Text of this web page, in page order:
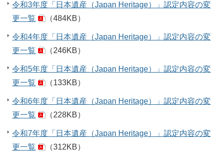
令和3年度「日本遺産（Japan Heritage）」認定内容の変
更一覧
（484KB）
令和4年度「日本遺産（Japan Heritage）」認定内容の変
更一覧
（246KB）
令和5年度「日本遺産（Japan Heritage）」認定内容の変
更一覧
（133KB）
令和6年度「日本遺産（Japan Heritage）」認定内容の変
更一覧
（228KB）
令和7年度「日本遺産（Japan Heritage）」認定内容の変
更一覧
（312KB）